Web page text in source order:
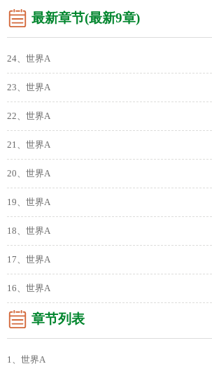
最新章节(最新9章)
24、世界A
23、世界A
22、世界A
21、世界A
20、世界A
19、世界A
18、世界A
17、世界A
16、世界A
章节列表
1、世界A